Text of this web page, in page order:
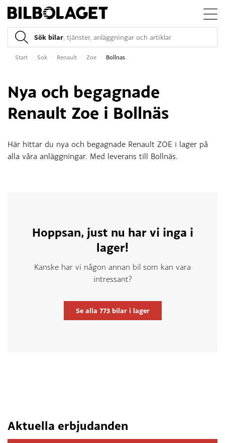
Sök bilar, tjänster, anläggningar och artiklar
Start Sok Renault Zoe Bollnas
Nya och begagnade
Renault Zoe i Bollnäs
Här hittar du nya och begagnade Renault ZOE i lager på
alla våra anläggningar. Med leverans till Bollnäs.
Hoppsan, just nu har vi inga i
lager!
Kanske har vi någon annan bil som kan vara
intressant?
Se alla 773bilar i lager
Aktuella erbjudanden